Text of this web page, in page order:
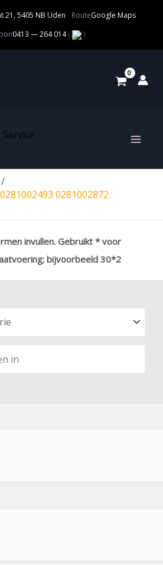
21, 5405 NB Uden RouteGoogle Maps
0413 — 264 014( )
0281002872
invullen. Gebruikt * voor
bijvoorbeeld 30*2